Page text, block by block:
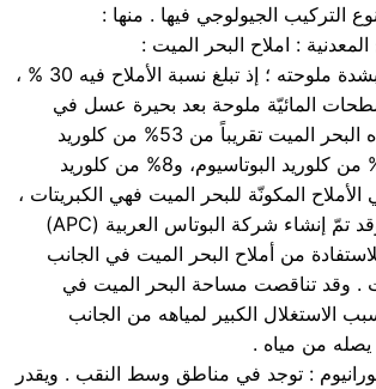
التركيب الجيولوجي فيها . منها :
يتميّز البحر الميت بشدة ملوحته ؛ إذ تبلغ نسبة الأملاح فيه 30 % ،
المائيّة ملوحة بعد بحيرة عسل في
جيبوتي . تتكوّن مياه البحر الميت تقريباً من 53% من كلوريد
المغنيسيوم ، و37% من كلوريد البوتاسيوم، و8% من كلوريد
الأملاح المكونّة للبحر الميت فهي الكبريتات ،
وأملاح البروميد ، وقد تمّ إنشاء شركة البوتاس العربية (APC)
1956 م للاستفادة من أملاح البحر الميت في الجانب
. وقد تناقصت مساحة البحر الميت في
الاستغلال الكبير لمياهه من الجانب
يصله من مياه .
: توجد في مناطق وسط النقب . ويقدر